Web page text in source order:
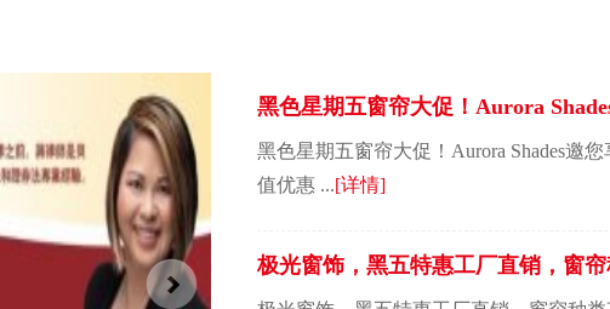
黑色星期五窗帘大促！Aurora
年度超值
黑色星期五窗帘大促！Aurora Shades邀
值优惠 ...[详情]
极光窗饰，黑五特惠工厂直销，窗